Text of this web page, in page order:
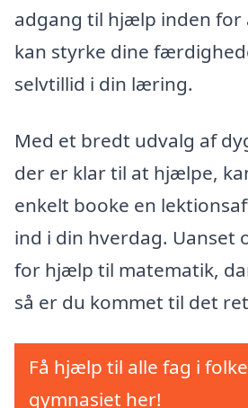
adgang til hjælp inden for
kan styrke dine
selvtillid i din læring.
Med et bredt udvalg af
der er klar til at hjælpe,
enkelt booke en
ind i din hverdag. Uanset
for hjælp til matematik,
så er du kommet til det
Få hjælp til alle fag i
gymnasiet her!